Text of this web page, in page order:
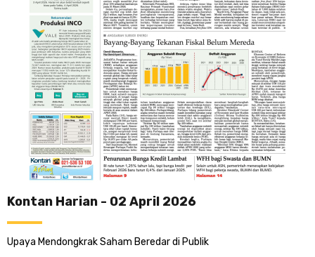
Kontan Harian - 02 April 2026
Upaya Mendongkrak Saham Beredar di Publik